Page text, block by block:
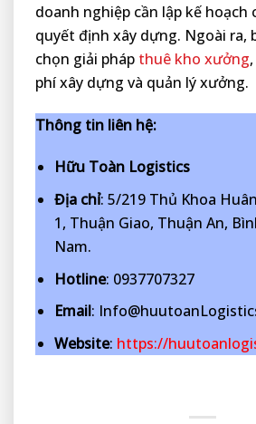
doanh nghiệp cần lập kế
quyết định xây dựng. Ngoài ra,
chọn giải pháp thuê kho xưởng
phí xây dựng và quản lý xưởng.
Thông tin liên hệ:
Hữu Toàn Logistics
Địa chỉ: 5/219 Thủ Khoa
1, Thuận Giao, Thuận An,
Nam.
Hotline: 0937707327
Email:
Website: https://